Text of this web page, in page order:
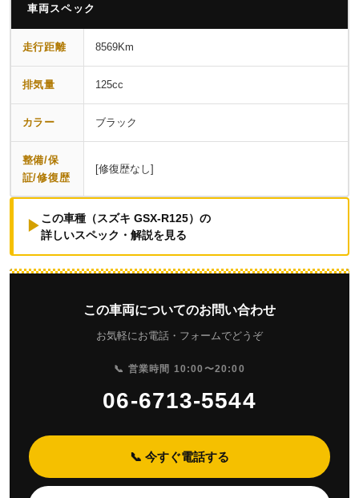
車両スペック
走行距離 8569Km
排気量 125cc
カラー ブラック
整備/保
証/修復歴
[修復歴なし]
▶
この車種（スズキ GSX-R125）の
詳しいスペック・解説を見る
この車両についてのお問い合わせ
お気軽にお電話・フォームでどうぞ
📞 営業時間 10:00〜20:00
06-6713-5544
📞 今すぐ電話する